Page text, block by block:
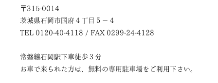
〒315-0014
茨城県石岡市国府４丁目５－４
TEL 0120-40-4118 / FAX 0299-24-4128
常磐線石岡駅下車徒歩３分
お車で来られた方は、無料の専用駐車場をご利用下さい。